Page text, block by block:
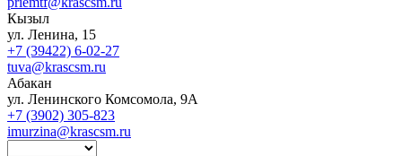
Кызыл
ул. Ленина, 15
+7 (39422) 6-02-27
tuva@krascsm.ru
Абакан
ул. Ленинского Комсомола, 9А
+7 (3902) 305-823
imurzina@krascsm.ru